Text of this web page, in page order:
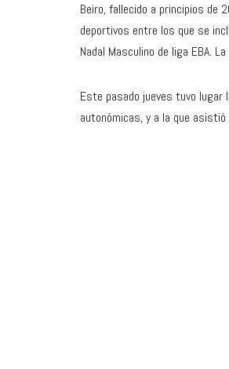
Beiro, fallecido a principios de
deportivos entre los que se
Nadal Masculino de liga EBA.
Este pasado jueves tuvo lugar
autonómicas, y a la que